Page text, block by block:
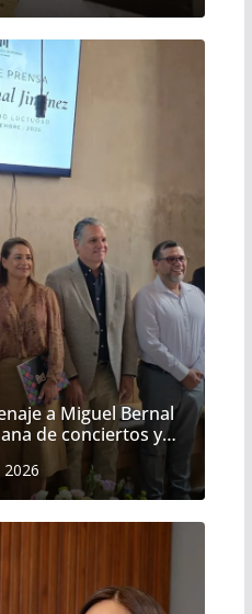
a Miguel Bernal
de conciertos y